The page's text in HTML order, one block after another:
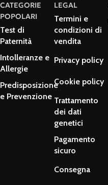
CATEGORIE
POPOLARI
Test di
Paternità
Intolleranze e
Allergie
Predisposizione
e Prevenzione
LEGAL
Termini e
condizioni di
vendita
Privacy policy
Cookie policy
Trattamento
dei dati
genetici
Pagamento
sicuro
Consegna